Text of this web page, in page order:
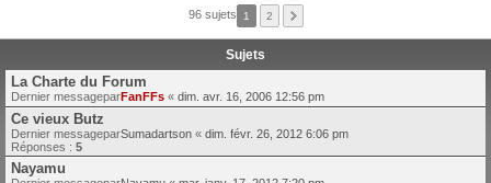
96 sujets 1 2
Sujets
La Charte du Forum
Dernier messageparFanFFs « dim. avr. 16, 2006 12:56 pm
Ce vieux Butz
Dernier messageparSumadartson « dim. févr. 26, 2012 6:06 pm
Réponses : 5
Nayamu